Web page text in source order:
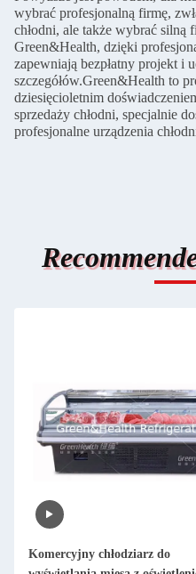
wybrać profesjonalną firmę,
chłodni, ale także wybrać silną
Green&Health, dzięki
zapewniają bezpłatny projekt i
szczegółów.Green&Health to
dziesięcioletnim
sprzedaży chłodni, specjalnie
profesjonalne urządzenia
Komercyjna 4-poziomowa